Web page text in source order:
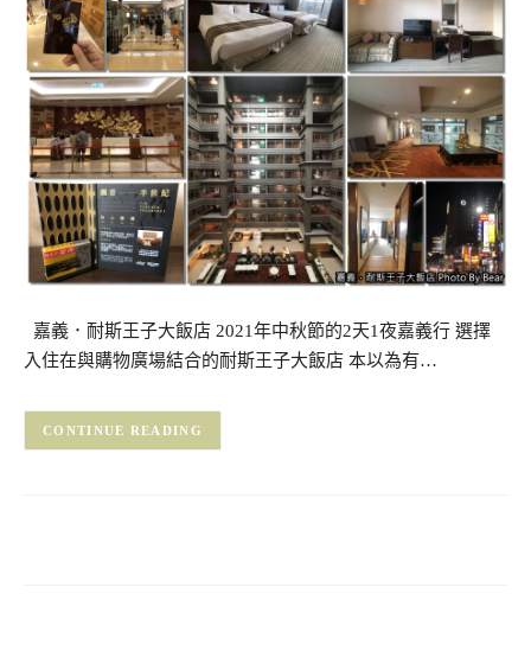
嘉義．耐斯王子大飯店 2021年中秋節的2天1夜嘉義行 選擇
入住在與購物廣場結合的耐斯王子大飯店 本以為有…
CONTINUE READING